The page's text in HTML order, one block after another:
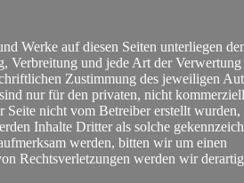
Werke auf diesen Seiten unterliegen
Verbreitung und jede Art der Verwertung
Zustimmung des jeweiligen
nur für den privaten, nicht
Seite nicht vom Betreiber erstellt
Inhalte Dritter als solche
werden, bitten wir um einen
Rechtsverletzungen werden wir